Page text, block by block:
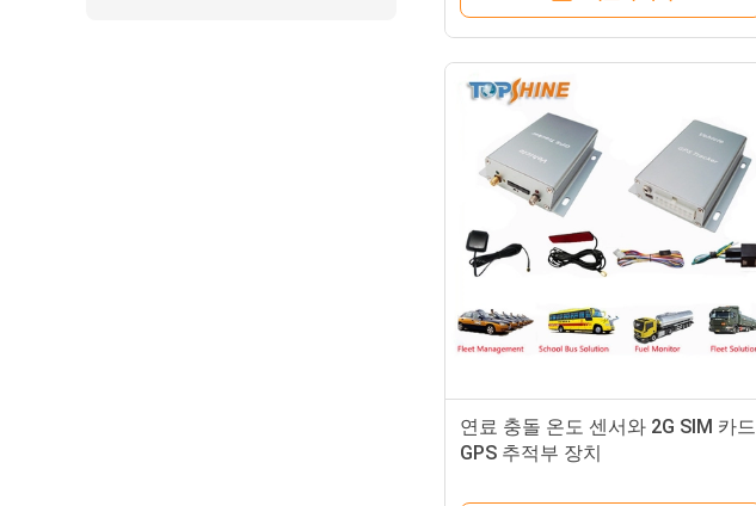
연료 충돌 온도 센서와 2G SIM 카드
GPS 추적부 장치